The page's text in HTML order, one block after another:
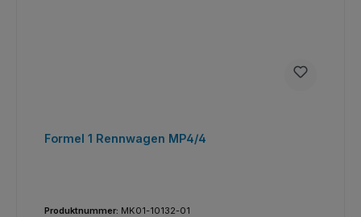
Formel 1 Rennwagen MP4/4
Produktnummer: MK01-10132-01